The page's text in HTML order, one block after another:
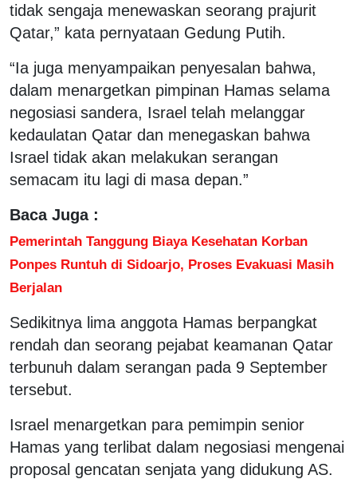
tidak sengaja menewaskan seorang prajurit
Qatar,” kata pernyataan Gedung Putih.
“Ia juga menyampaikan penyesalan bahwa,
dalam menargetkan pimpinan Hamas selama
negosiasi sandera, Israel telah melanggar
kedaulatan Qatar dan menegaskan bahwa
Israel tidak akan melakukan serangan
semacam itu lagi di masa depan.”
Baca Juga :
Pemerintah Tanggung Biaya Kesehatan Korban
Ponpes Runtuh di Sidoarjo, Proses Evakuasi Masih
Berjalan
Sedikitnya lima anggota Hamas berpangkat
rendah dan seorang pejabat keamanan Qatar
terbunuh dalam serangan pada 9 September
tersebut.
Israel menargetkan para pemimpin senior
Hamas yang terlibat dalam negosiasi mengenai
proposal gencatan senjata yang didukung AS.